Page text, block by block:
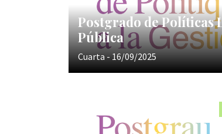
Postgrado de Políticas
Pública
Cuarta - 16/09/2025